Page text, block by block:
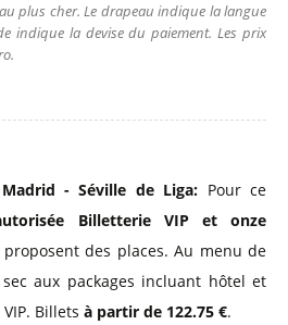
plus cher. Le drapeau indique la langue
indique la devise du paiement. Les prix
- Séville de Liga: Pour ce
Billetterie VIP et onze
proposent des places. Au menu de
aux packages incluant hôtel et
Billets à partir de 122.75 €.